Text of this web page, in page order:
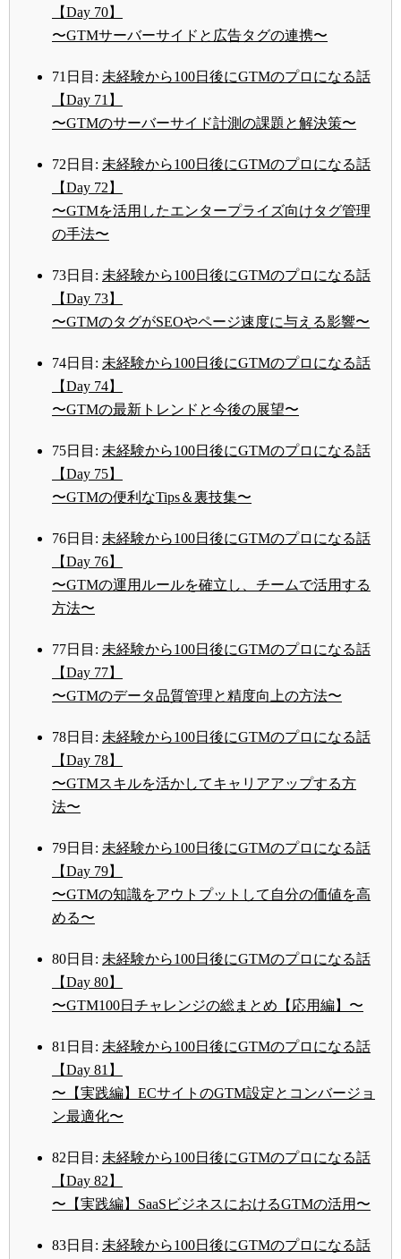
【Day 70】
〜GTMサーバーサイドと広告タグの連携〜
71日目: 未経験から100日後にGTMのプロになる話
【Day 71】
〜GTMのサーバーサイド計測の課題と解決策〜
72日目: 未経験から100日後にGTMのプロになる話
【Day 72】
〜GTMを活用したエンタープライズ向けタグ管理
の手法〜
73日目: 未経験から100日後にGTMのプロになる話
【Day 73】
〜GTMのタグがSEOやページ速度に与える影響〜
74日目: 未経験から100日後にGTMのプロになる話
【Day 74】
〜GTMの最新トレンドと今後の展望〜
75日目: 未経験から100日後にGTMのプロになる話
【Day 75】
〜GTMの便利なTips＆裏技集〜
76日目: 未経験から100日後にGTMのプロになる話
【Day 76】
〜GTMの運用ルールを確立し、チームで活用する
方法〜
77日目: 未経験から100日後にGTMのプロになる話
【Day 77】
〜GTMのデータ品質管理と精度向上の方法〜
78日目: 未経験から100日後にGTMのプロになる話
【Day 78】
〜GTMスキルを活かしてキャリアアップする方
法〜
79日目: 未経験から100日後にGTMのプロになる話
【Day 79】
〜GTMの知識をアウトプットして自分の価値を高
める〜
80日目: 未経験から100日後にGTMのプロになる話
【Day 80】
〜GTM100日チャレンジの総まとめ【応用編】〜
81日目: 未経験から100日後にGTMのプロになる話
【Day 81】
〜【実践編】ECサイトのGTM設定とコンバージョ
ン最適化〜
82日目: 未経験から100日後にGTMのプロになる話
【Day 82】
〜【実践編】SaaSビジネスにおけるGTMの活用〜
83日目: 未経験から100日後にGTMのプロになる話